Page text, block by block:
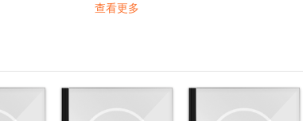
查看更多